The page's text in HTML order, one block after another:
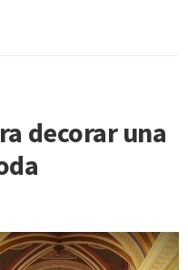
decorar una